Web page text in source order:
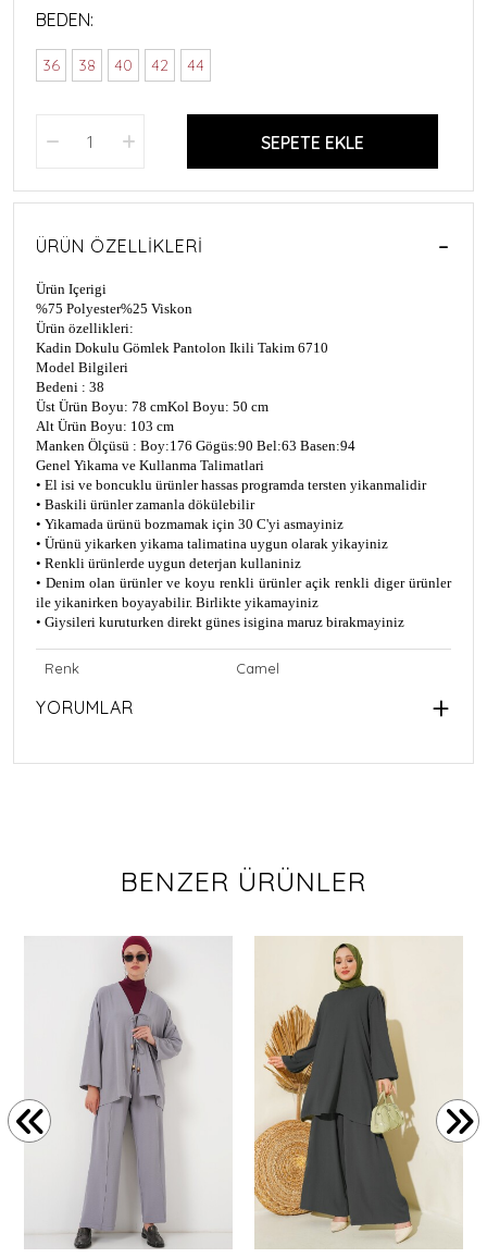
BEDEN:
36 38 40 42 44
SEPETE EKLE
ÜRÜN ÖZELLIKLERI
Ürün Içerigi
%75 Polyester%25 Viskon
Ürün özellikleri:
Kadin Dokulu Gömlek Pantolon Ikili Takim 6710
Model Bilgileri
Bedeni : 38
Üst Ürün Boyu: 78 cmKol Boyu: 50 cm
Alt Ürün Boyu: 103 cm
Manken Ölçüsü : Boy:176 Gögüs:90 Bel:63 Basen:94
Genel Yikama ve Kullanma Talimatlari
• El isi ve boncuklu ürünler hassas programda tersten yikanmalidir
• Baskili ürünler zamanla dökülebilir
• Yikamada ürünü bozmamak için 30 C'yi asmayiniz
• Ürünü yikarken yikama talimatina uygun olarak yikayiniz
• Renkli ürünlerde uygun deterjan kullaniniz
• Denim olan ürünler ve koyu renkli ürünler açik renkli diger ürünler
ile yikanirken boyayabilir. Birlikte yikamayiniz
• Giysileri kuruturken direkt günes isigina maruz birakmayiniz
Renk Camel
YORUMLAR
BENZER ÜRÜNLER